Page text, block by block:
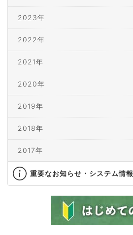
2023年
2022年
2021年
2020年
2019年
2018年
2017年
重要なお知らせ・システム情報